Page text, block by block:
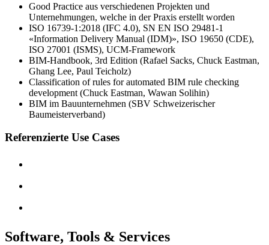
Good Practice aus verschiedenen Projekten und
Unternehmungen, welche in der Praxis erstellt worden
ISO 16739-1:2018 (IFC 4.0), SN EN ISO 29481-1
«Information Delivery Manual (IDM)», ISO 19650 (CDE),
ISO 27001 (ISMS), UCM-Framework
BIM-Handbook, 3rd Edition (Rafael Sacks, Chuck Eastman,
Ghang Lee, Paul Teicholz)
Classification of rules for automated BIM rule checking
development (Chuck Eastman, Wawan Solihin)
BIM im Bauunternehmen (SBV Schweizerischer
Baumeisterverband)
Referenzierte Use Cases
Software, Tools & Services